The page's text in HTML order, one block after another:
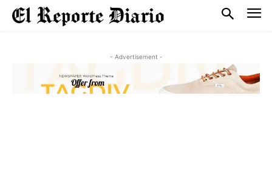
- Advertisement -